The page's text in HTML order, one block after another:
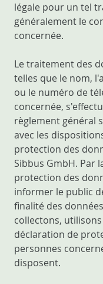
légale pour un tel
généralement le
concernée.
Le traitement des
telles que le nom,
ou le numéro de
concernée,
règlement général
avec les
protection des
Sibbus GmbH. Par
protection des
informer le public
finalité des
collectons,
déclaration de
personnes
disposent.